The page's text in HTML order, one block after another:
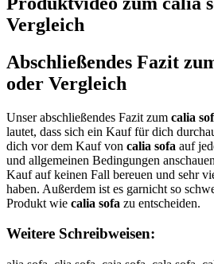
Vergleich
Abschließendes Fazit
oder Vergleich
Unser abschließendes Fazit zum calia
lautet, dass sich ein Kauf für dich
dich vor dem Kauf von calia sofa auf
und allgemeinen Bedingungen
Kauf auf keinen Fall bereuen und sehr
haben. Außerdem ist es garnicht so
Produkt wie calia sofa zu entscheiden.
Weitere Schreibweisen: